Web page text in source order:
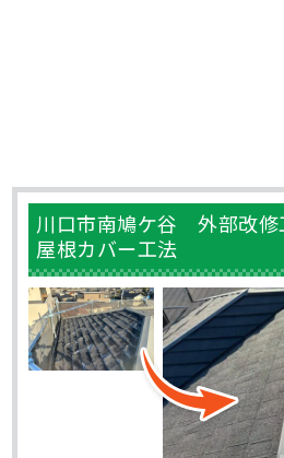
川口市南鳩ケ谷 外部改
屋根カバー工法